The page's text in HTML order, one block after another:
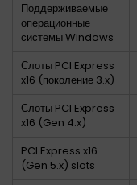
Поддерживаемые
операционные
системы Windows
Слоты PCI Express
x16 (поколение 3.x)
Слоты PCI Express
x16 (Gen 4.x)
PCI Express x16
(Gen 5.x) slots